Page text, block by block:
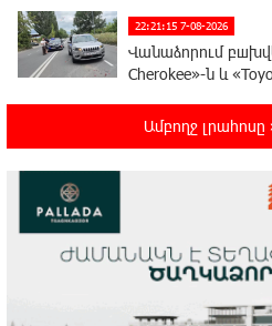
22:21:15 7-08-2026
Վանաձորում
Cherokee»-ն և
22:03:58 7-08-2026
օգտագործել
Ռուսաստանի դեմ հարվшծները
համար
21:45:44 7-08-2026
Երևանում և
Ամբողջ լրահոսը